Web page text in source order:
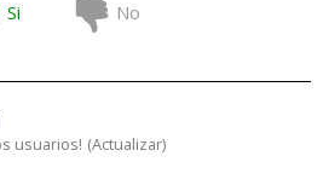
Si No
usuarios! (Actualizar)